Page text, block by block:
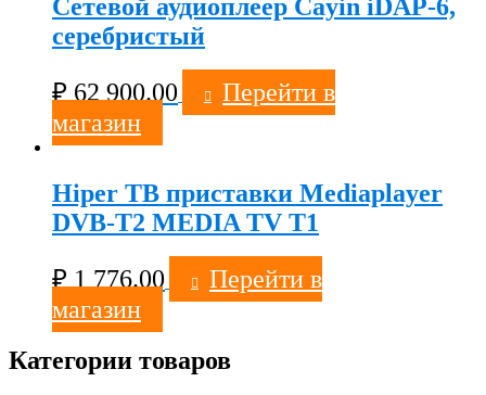
Сетевой аудиоплеер Cayin iDAP-6,
серебристый
₽62 900.00
Перейти в
магазин
Hiper ТВ приставки Mediaplayer
DVB-T2 MEDIA TV T1
₽ 1 776.00
Перейти в
магазин
Категории товаров